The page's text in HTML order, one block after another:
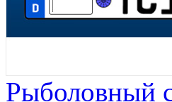
Рыболовный